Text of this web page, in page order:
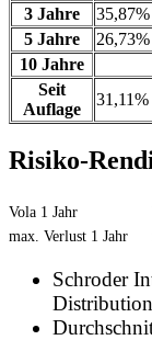
3 Jahre
35,87%
5 Jahre
26,73%
10 Jahre
Seit
Auflage
31,11%
Risiko-
Vola 1 Jahr
max. Verlust 1 Jahr
Schroder